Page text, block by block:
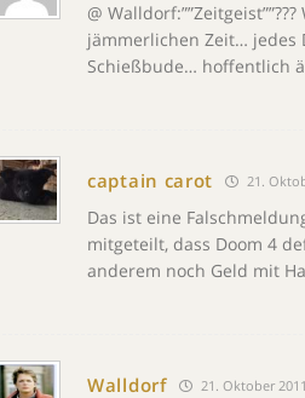
@
jämmerlichen Zeit… jedes
Schießbude… hoffentlich
captain carot 21.
Das ist eine
mitgeteilt, dass Doom 4
anderem noch Geld mit
Walldorf 21. Oktober